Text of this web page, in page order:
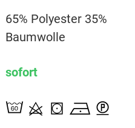
65% Polyester 35%
Baumwolle
sofort